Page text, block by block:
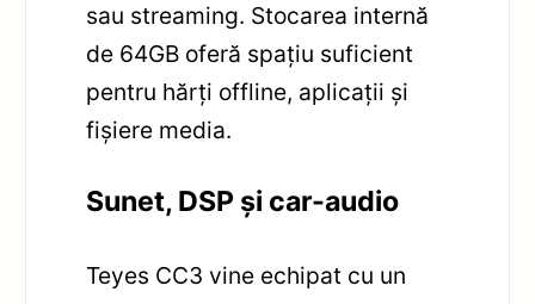
sau streaming. Stocarea internă
de 64GB oferă spațiu suficient
pentru hărți offline, aplicații și
fișiere media.
Sunet, DSP și car-audio
Teyes CC3 vine echipat cu un